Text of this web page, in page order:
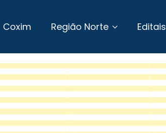
Coxim Região Norte Editais